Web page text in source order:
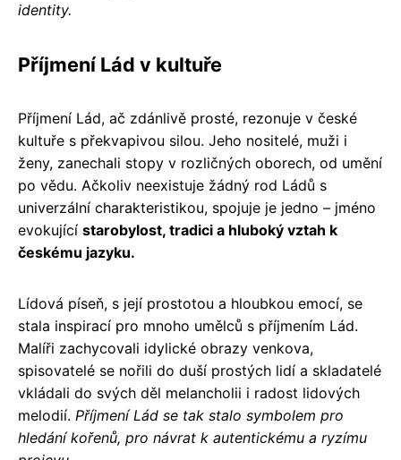
identity.
Příjmení Lád v kultuře
Příjmení Lád, ač zdánlivě prosté, rezonuje v české
kultuře s překvapivou silou. Jeho nositelé, muži i
ženy, zanechali stopy v rozličných oborech, od umění
po vědu. Ačkoliv neexistuje žádný rod Ládů s
univerzální charakteristikou, spojuje je jedno – jméno
evokující starobylost, tradici a hluboký vztah k
českému jazyku.
Lídová píseň, s její prostotou a hloubkou emocí, se
stala inspirací pro mnoho umělců s příjmením Lád.
Malíři zachycovali idylické obrazy venkova,
spisovatelé se nořili do duší prostých lidí a skladatelé
vkládali do svých děl melancholii i radost lidových
melodií. Příjmení Lád se tak stalo symbolem pro
hledání kořenů, pro návrat k autentickému a ryzímu